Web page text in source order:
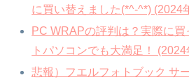
に買い替えました(*^-^*) (2024
PC WRAPの評判は？実際に
トパソコンでも大満足！
悲報）フエルフォトブック サ